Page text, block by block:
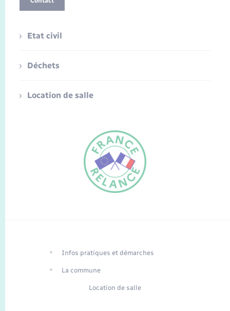
Traduction du
Etat civil
Déchets
Location de salle
Infos pratiques et démarches
La commune
Location de salle